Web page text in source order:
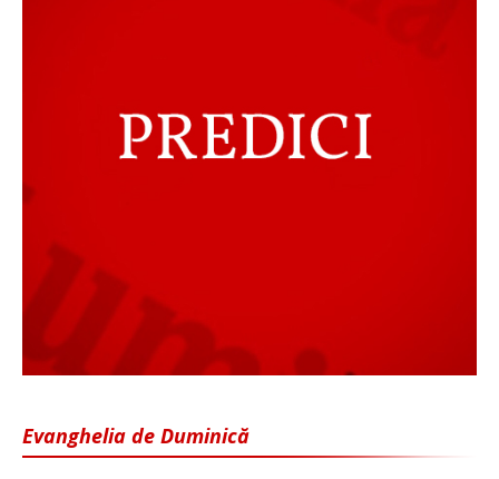
Evanghelia de Duminică